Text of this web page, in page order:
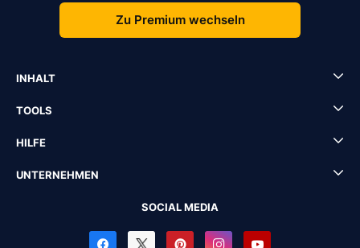
Zu Premium wechseln
INHALT
TOOLS
HILFE
UNTERNEHMEN
SOCIAL MEDIA